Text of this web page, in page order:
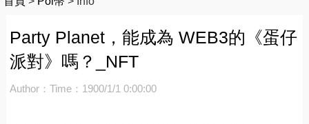
Party Planet，能成為 WEB3的《蛋仔
派對》嗎？_NFT
Author： Time：1900/1/1 0:00:00